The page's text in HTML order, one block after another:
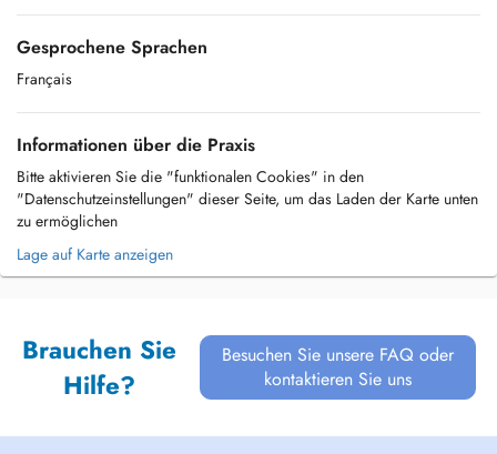
Gesprochene Sprachen
Français
Informationen über die Praxis
Bitte aktivieren Sie die "funktionalen Cookies" in den
"Datenschutzeinstellungen" dieser Seite, um das Laden der Karte unten
zu ermöglichen
Lage auf Karte anzeigen
Brauchen Sie
Hilfe?
Besuchen Sie unsere FAQ oder
kontaktieren Sie uns